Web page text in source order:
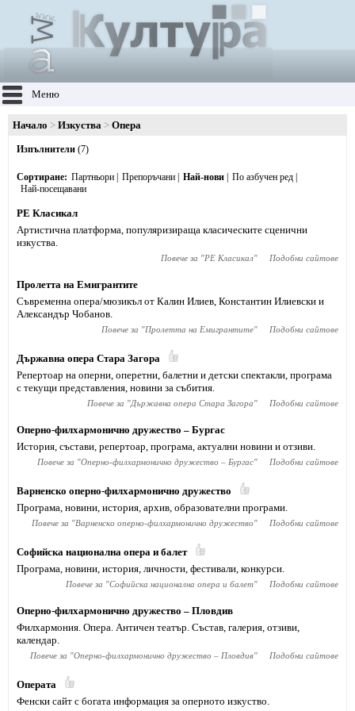
Меню
Начало Изкуства Опера
Изпълнители (7)
Сортиране Партньори Препоръчани Най-нови
По азбучен ред
Най-посещавани
РE Класикал
Артистична платформа, популяризираща класическите сценични
изкуства.
Повече за "РE Класикал" Подобни сайтове
Пролетта на Емигрантите
Съвременна опера/мюзикъл от Калин Илиев, Константин Илиевски и
Александър Чобанов.
Повече за "Пролетта на Емигрантите" Подобни сайтове
Държавна опера Стара Загора
Репертоар на оперни, оперетни, балетни и детски спектакли, програма
с текущи представления, новини за събития.
Повече за "Държавна опера Стара Загора" Подобни сайтове
Оперно-филхармонично дружество – Бургас
История, състави, репертоар, програма, актуални новини и отзиви.
Повече за "Оперно-филхармонично дружество – Бургас" Подобни сайтове
Варненско оперно-филхармонично дружество
Програма, новини, история, архив, образователни програми.
Повече за "Варненско оперно-филхармонично дружество" Подобни сайтове
Софийска национална опера и балет
Програма, новини, история, личности, фестивали, конкурси.
Повече за "Софийска национална опера и балет" Подобни сайтове
Оперно-филхармонично дружество – Пловдив
Филхармония. Опера. Античен театър. Състав, галерия, отзиви,
календар.
Повече за "Оперно-филхармонично дружество – Пловдив" Подобни сайтове
Операта
Фенски сайт с богата информация за оперното изкуство.